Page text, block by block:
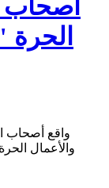
أصحاب
والأعمال